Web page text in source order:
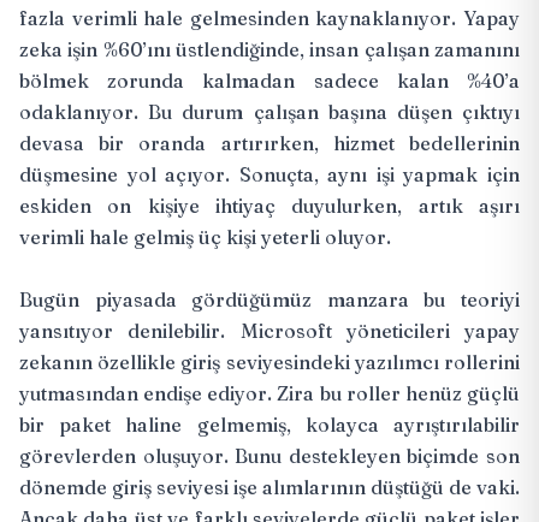
fazla verimli hale gelmesinden kaynaklanıyor. Yapay
zeka işin %60’ını üstlendiğinde, insan çalışan zamanını
bölmek zorunda kalmadan sadece kalan %40’a
odaklanıyor. Bu durum çalışan başına düşen çıktıyı
devasa bir oranda artırırken, hizmet bedellerinin
düşmesine yol açıyor. Sonuçta, aynı işi yapmak için
eskiden on kişiye ihtiyaç duyulurken, artık aşırı
verimli hale gelmiş üç kişi yeterli oluyor.
Bugün piyasada gördüğümüz manzara bu teoriyi
yansıtıyor denilebilir. Microsoft yöneticileri yapay
zekanın özellikle giriş seviyesindeki yazılımcı rollerini
yutmasından endişe ediyor. Zira bu roller henüz güçlü
bir paket haline gelmemiş, kolayca ayrıştırılabilir
görevlerden oluşuyor. Bunu destekleyen biçimde son
dönemde giriş seviyesi işe alımlarının düştüğü de vaki.